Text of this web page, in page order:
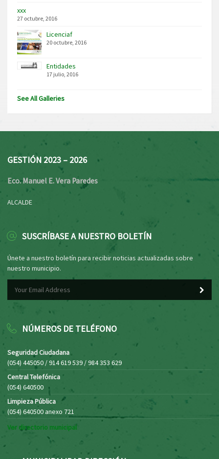
xxx
27 octubre, 2016
Licenciaf
20 octubre, 2016
Entidades
17 julio, 2016
See All Galleries
GESTIÓN 2023 – 2026
Eco. Manuel E. Vera Paredes
ALCALDE
SUSCRÍBASE A NUESTRO BOLETÍN
Únete a nuestro boletín para recibir noticias actualizadas sobre
nuestro municipio.
NÚMEROS DE TELÉFONO
Seguridad Ciudadana
(054) 445050 / 914 619 539 / 984 353 629
Central Telefónica
(054) 640500
Limpieza Pública
(054) 640500 anexo 721
Ver directorio municipal